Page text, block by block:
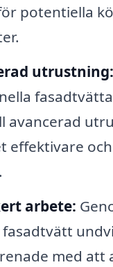
potentiella
utrustning:
avancerad
effektivare
arbete:
med att